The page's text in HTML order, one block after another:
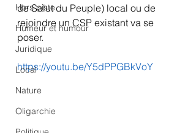
Hors piste
Humeur et humour
Juridique
Local
Nature
Oligarchie
de Salut du Peuple) local ou de
rejoindre un CSP existant va se
poser.
https://youtu.be/Y5dPPGBkVoY